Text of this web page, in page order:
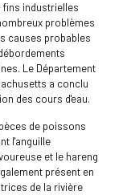
fins industrielles
problèmes
causes probables
Le Département
a conclu
des cours d'eau.
de poissons
l'anguille
et le hareng
présent en
de la rivière